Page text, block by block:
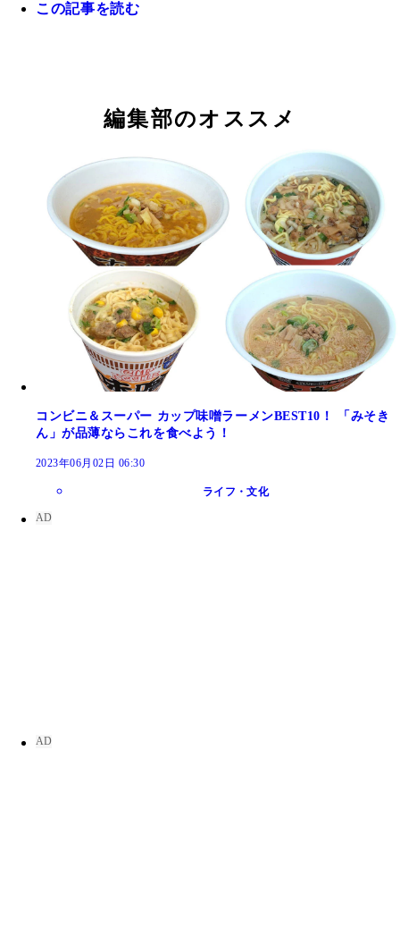
この記事を読む
編集部のオススメ
コンビニ＆スーパー カップ味噌ラーメンBEST10！ 「みそき
ん」が品薄ならこれを食べよう！
2023年06月02日 06:30
ライフ・文化